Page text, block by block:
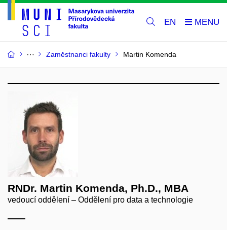
EN
Zaměstnanci fakulty Martin Komenda
RNDr. Martin Komenda, Ph.D., MBA
vedoucí oddělení – Oddělení pro data a technologie